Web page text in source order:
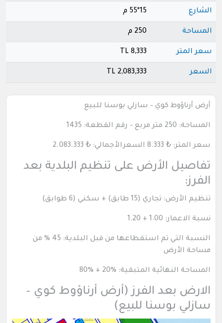
الشارع 15*55 م
المساحة 250 م
سعر المتر 8,333 TL
السعر 2,083,333 TL
أرض أرناؤوط كوي – سازلي بوسنا للبيع
المساحة: 250 متر مربع – رقم القطعة: 1435
سعر المتر: ₺ 8.333 السعرالأجمالي: ₺
2.083.333
تفاصيل الأرض على تنظيم البلدية بعد
الفرز:
تنظيم الأرض: تجاري (15 طابق) + سكني (6 طوابق)
نسبة الاعمار: 1.00 + 1.20
النسبة التي تم استقطاعها من قبل البلدية: 45 % من
مساحة الأرض
المساحة النهائية المتبقية: %20 + %80
الارض بعد الفرز (أرض أرناؤوط كوي –
سازلي بوسنا للبيع)